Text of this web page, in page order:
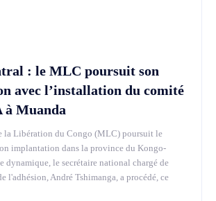
: le MLC poursuit son
avec l’installation du comité
à Muanda
la Libération du Congo (MLC) poursuit le
implantation dans la province du Kongo-
dynamique, le secrétaire national chargé de
l'adhésion, André Tshimanga, a procédé, ce